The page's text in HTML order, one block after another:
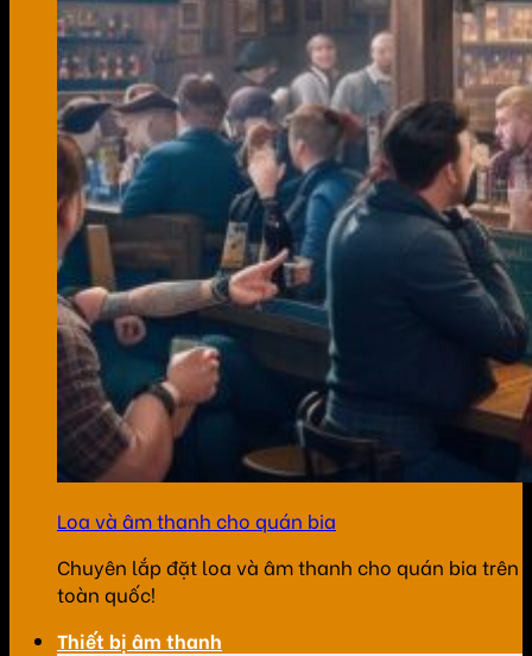
Loa và âm thanh cho quán bia
Chuyên lắp đặt loa và âm thanh cho quán bia trên
toàn quốc!
Thiết bị âm thanh